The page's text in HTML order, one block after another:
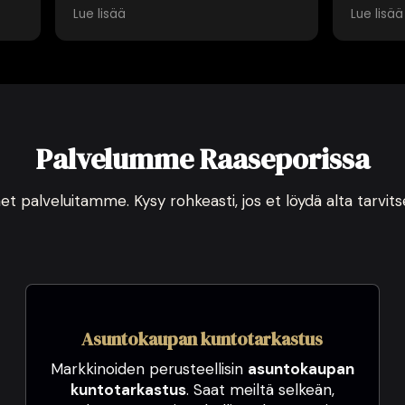
palvelu. Mies
Iso kiitos!
sujui erinomaisesti ja
aikataulussa. Saimme
laadukkaan raportin
Taykalle ja Juhanalle.
Palvelumme Raaseporissa
palveluitamme. Kysy rohkeasti, jos et löydä alta
Asuntokaupan kuntotarkastus
Markkinoiden perusteellisin asuntokaupan
kuntotarkastus. Saat meiltä selkeän,